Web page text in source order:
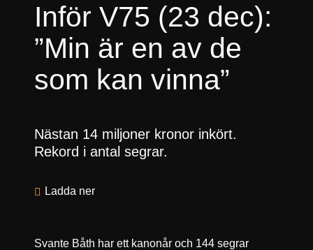
Inför V75 (23 dec):
”Min är en av de
som kan vinna”
Nästan 14 miljoner kronor inkört.
Rekord i antal segrar.
Svante Båth har ett kanonår och 144 segrar
Ladda ner